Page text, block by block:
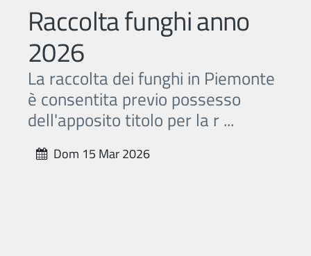
Raccolta funghi anno
2026
La raccolta dei funghi in Piemonte
è consentita previo possesso
dell'apposito titolo per la r ...
Dom 15 Mar 2026